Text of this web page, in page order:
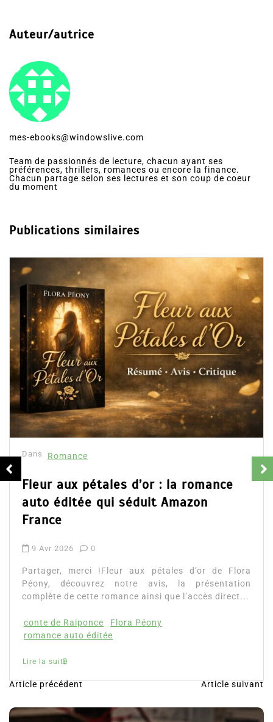
Auteur/autrice
mes-ebooks@windowslive.com
Team de passionnés de lecture, chacun ayant ses
préférences, thrillers, romances ou encore la finance.
Chacun partage selon ses lectures et son coup de coeur
du moment
Publications similaires
Dans Romance
Fleur aux pétales d’or : la romance
auto éditée qui séduit Amazon
France
9 Avr 2026 0
Partager, merci !Fleur aux pétales d’or de Flora
Péony, découvrez notre avis, la présentation
complète de cette romance ainsi que l’accès direct...
conte de Raiponce
Flora Péony
romance auto éditée
Lire la suite
N
a
Article précédent Article suivant